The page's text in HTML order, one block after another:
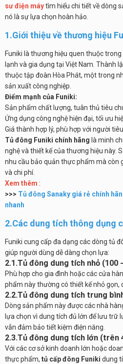
sư điện máytìm hiểu chi tiết về dòng
nó là sự lựa chọn hoàn hảo.
1.Giới thiệu về thương hiệu
Funiki là thương hiệu quen thuộc
lạnh và gia dụng tại Việt Nam. Thành
thuộc tập đoàn Hòa Phát, một trong
sản xuất công nghiệp.
Điểm mạnh của Funiki:
Sản phẩm chất lượng, tuân thủ tiêu
Ứng dụng công nghệ hiện đại, tối ưu
Giá thành hợp lý, phù hợp với người
Tủ đông Funiki chính hãng là minh
nghệ và thiết kế của thương hiệu này.
nhu cầu bảo quản thực phẩm mà còn
và chi phí.
Xem thêm :
>>> Tủ đông Sanaky giá rẻ chính
nhanh
2.Các dung tích thông dụng
Funiki cung cấp đa dạng các dòng tủ
giúp người dùng dễ dàng chọn lựa:
2.1.Tủ đông dung tích nhỏ (100
Phù hợp cho gia đình hoặc các cửa
phẩm này thường có thiết kế nhỏ gọn,
2.2.Tủ đông dung tích trung
Dòng sản phẩm này được các nhà
lựa chọn vì dung tích đủ lớn để lưu trữ
vẫn đảm bảo tiết kiệm điện năng.
2.3.Tủ đông dung tích lớn (trên
Với các cơ sở kinh doanh lớn hoặc
thực phẩm, tủ cấp đông Funiki dung